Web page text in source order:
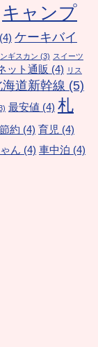
キャンプ
(4) ケーキバイ
ギスカン (3) スイーツ
ット通販 (4) リス
海道新幹線 (5)
最安値 (4) 札
節約 (4) 育児 (4)
ん (4) 車中泊 (4)